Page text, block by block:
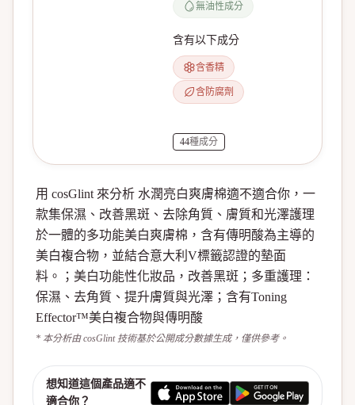
無油性成分
含有以下成分
含香精
含防腐劑
44種成分
用 cosGlint 來分析 水潤亮白爽膚棉適不適合你，一
款集保濕、改善黑斑、去除角質、膚質和光澤護理
於一體的多功能美白爽膚棉，含有傳明酸為主導的
美白複合物，並結合意大利V標籤認證的墊面
料。；美白功能性化妝品，改善黑斑；多重護理：
保濕、去角質、提升膚質與光澤；含有Toning
Effector™美白複合物與傳明酸
* 本分析由 cosGlint 技術基於公開成分數據生成，僅供參考。
想知道這個產品適不
適合你？